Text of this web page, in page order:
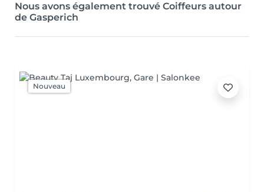
Nous avons également trouvé Coiffeurs autour
de Gasperich
Nouveau